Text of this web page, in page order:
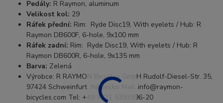
Pedály: R Raymon, aluminum
Velikost kol: 29
Ráfek přední: Rim: Ryde Disc19, With eyelets / Hub: R
Raymon DB600F, 6-hole, 9x100 mm
Ráfek zadní: Rim: Ryde Disc19, With eyelets / Hub: R
Raymon DB600R, 6-hole, 9x135 mm
Barva: Zelená
Výrobce: R RAYMON Bicycles GmbH Rudolf-Diesel-Str. 35,
97424 Schweinfurt, Německo Mail: info@raymon-
bicycles.com Tel: +49 9721 5393596-20